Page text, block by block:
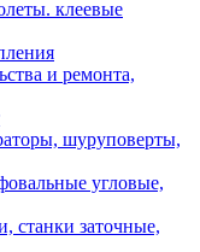
клеевые
и ремонта,
шуруповерты,
угловые,
станки заточные,